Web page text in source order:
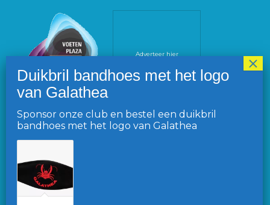
Adverteer hier
VOLG ONS OP FACEBOOK
Sponsor onze club en bestel een duikbril
bandhoes met het logo van Galathea